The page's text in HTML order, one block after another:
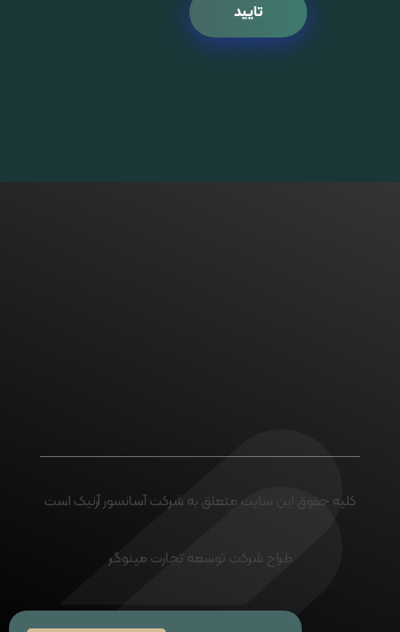
کلیه حقوق این سایت متعلق به شرکت آسانسور آرنیک است
طراح شرکت توسعه تجارت مینوگر